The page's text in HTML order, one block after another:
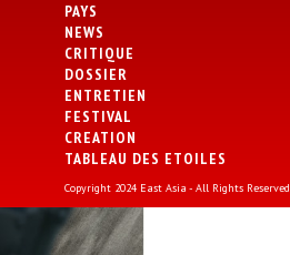
PAYS
NEWS
CRITIQUE
DOSSIER
ENTRETIEN
FESTIVAL
CREATION
TABLEAU DES ETOILES
Copyright 2024 East Asia - All Rights Reserved